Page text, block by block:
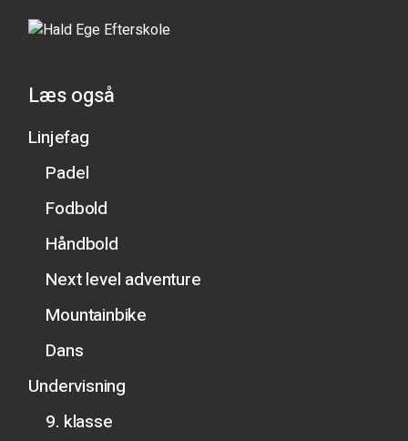
Læs også
Linjefag
Padel
Fodbold
Håndbold
Next level adventure
Mountainbike
Dans
Undervisning
9. klasse